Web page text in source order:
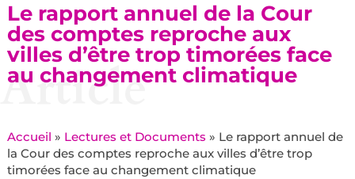
Le rapport annuel de la Cour
des comptes reproche aux
villes d’être trop timorées face
au changement climatique
Article
Accueil » Lectures et Documents » Le rapport annuel de
la Cour des comptes reproche aux villes d’être trop
timorées face au changement climatique